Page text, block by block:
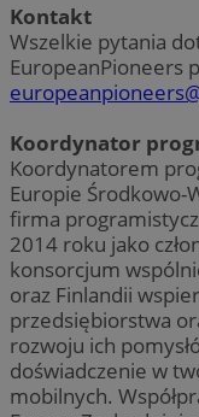
Kontakt
Wszelkie pytania
EuropeanPioneers
Koordynator
Koordynatorem
Europie Środkowo-
firma
2014 roku jako
konsorcjum
oraz Finlandii
przedsiębiorstwa
rozwoju ich
doświadczenie w
mobilnych.